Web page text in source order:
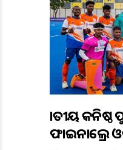
ଜାତୀୟ
ଫାଇନାଲ୍ରେ